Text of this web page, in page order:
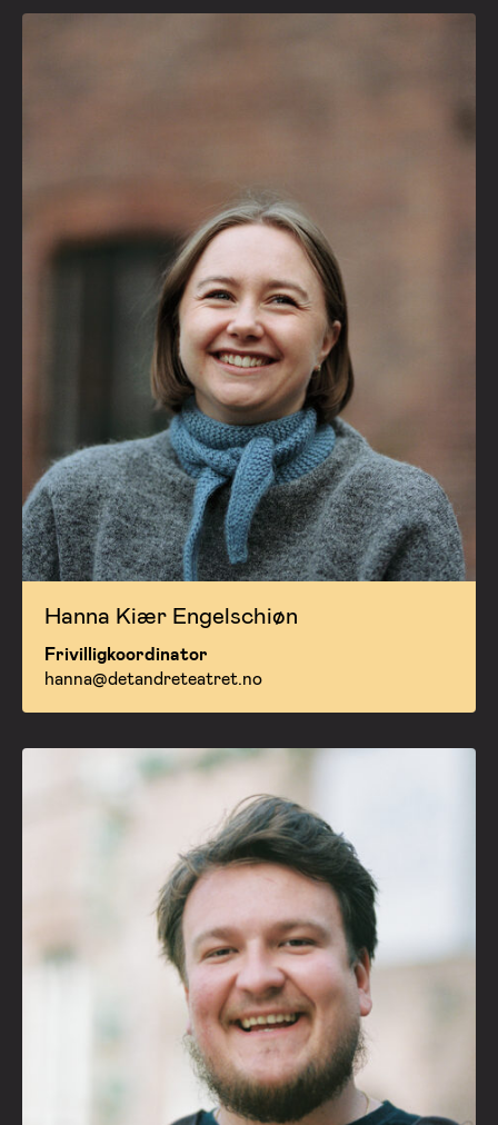
Hanna Kiær Engelschiøn
Frivilligkoordinator
hanna@detandreteatret.no